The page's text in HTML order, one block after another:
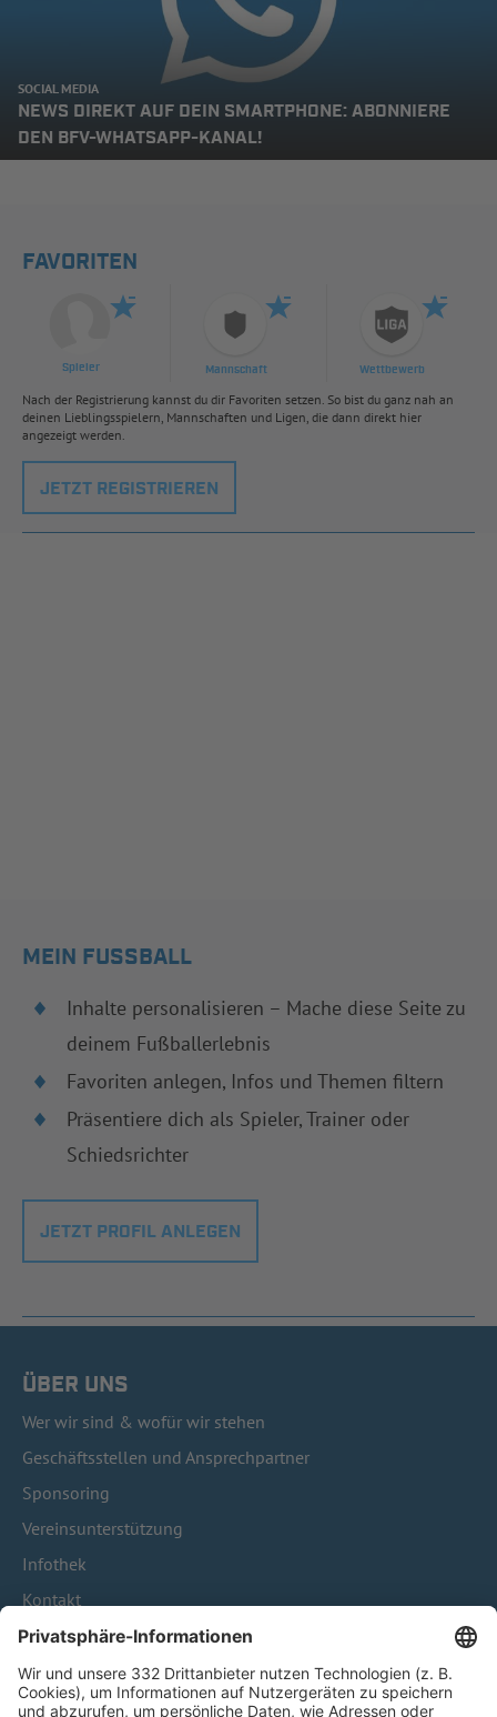
SOCIAL MEDIA
NEWS DIREKT AUF DEIN SMARTPHONE: ABONNIERE
DEN BFV-WHATSAPP-KANAL!
FAVORITEN
Spieler Mannschaft Wettbewerb
Nach der Registrierung kannst du dir Favoriten setzen. So bist du ganz nah an
deinen Lieblingsspielern, Mannschaften und Ligen, die dann direkt hier
angezeigt werden.
JETZT REGISTRIEREN
MEIN FUSSBALL
Inhalte personalisieren – Mache diese Seite zu
deinem Fußballerlebnis
Favoriten anlegen, Infos und Themen filtern
Präsentiere dich als Spieler, Trainer oder
Schiedsrichter
JETZT PROFIL ANLEGEN
ÜBER UNS
Wer wir sind & wofür wir stehen
Geschäftsstellen und Ansprechpartner
Sponsoring
Vereinsunterstützung
Infothek
Kontakt
HÄUFIG BESUCHTE SEITEN
Pässe und Vereinswechsel